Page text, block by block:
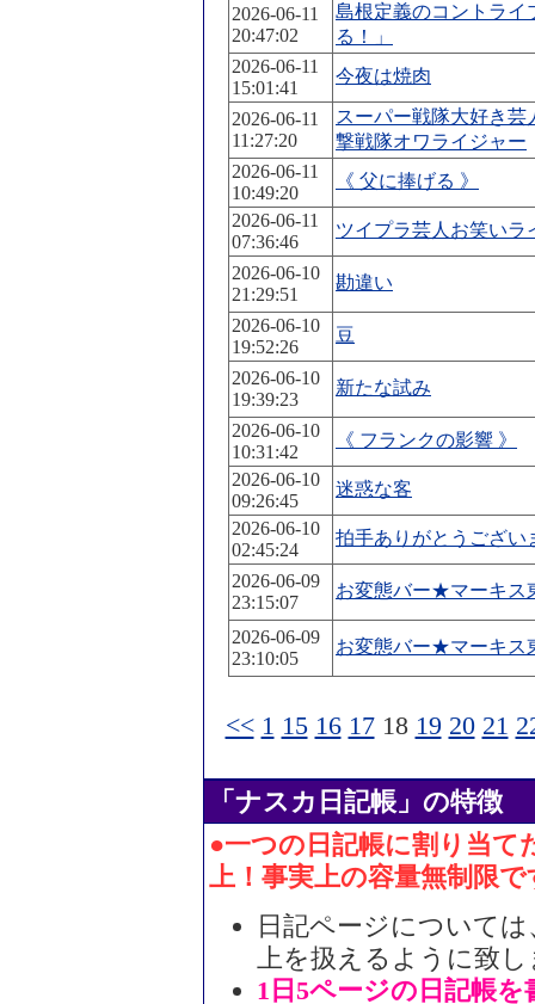
2026-06-11
20:47:02
島根定義のコントライ
る！」
2026-06-11
15:01:41
今夜は焼肉
2026-06-11
11:27:20
スーパー戦隊大好き芸
撃戦隊オワライジャー
2026-06-11
10:49:20
《 父に捧げる 》
2026-06-11
07:36:46
ツイプラ芸人お笑いラ
2026-06-10
21:29:51
勘違い
2026-06-10
19:52:26
豆
2026-06-10
19:39:23
新たな試み
2026-06-10
10:31:42
《 フランクの影響 》
2026-06-10
09:26:45
迷惑な客
2026-06-10
02:45:24
拍手ありがとうござい
2026-06-09
23:15:07
お変態バー★マーキス
2026-06-09
23:10:05
お変態バー★マーキス
<< 1 15 16 1718 19 20 21
「ナスカ日記帳」の特徴
●一つの日記帳に割り当て
上！事実上の容量無制限で
日記ページについて
上を扱えるように致
1日5ページの日記帳